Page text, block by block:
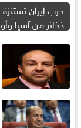
حرب إيران
ذخائر من آسيا